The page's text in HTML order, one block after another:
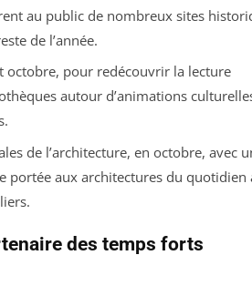
au public de nombreux sites
de l’année.
octobre, pour redécouvrir la lecture
autour d’animations
de l’architecture, en octobre, avec
portée aux architectures du quotidien
des temps forts